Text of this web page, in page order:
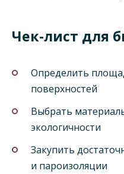
Чек-лист для
Определить
поверхностей
Выбрать
экологичности
Закупить
и пароизоляции